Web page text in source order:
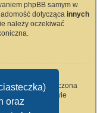
oraz
phpBB samym w
dotycząca innych
należy oczekiwać
ta jest włączona
nami”. Członkowie